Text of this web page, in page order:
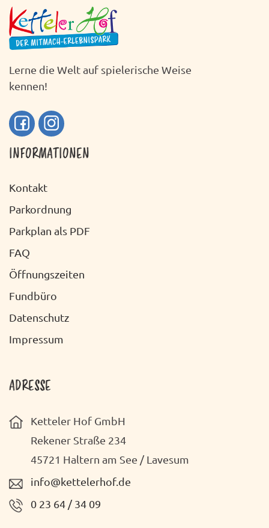
T
E
N
-
A
V
I
G
A
T
I
O
N
T
A
L
T
U
N
G
A
N
S
I
C
H
T
E
-
N
A
I
G
Lerne die Welt auf spielerische Weise
kennen!
INFORMATIONEN
Kontakt
Parkordnung
Parkplan als PDF
FAQ
Öffnungszeiten
Fundbüro
Datenschutz
Impressum
ADRESSE
Ketteler Hof GmbH
Rekener Straße 234
45721 Haltern am See / Lavesum
info@kettelerhof.de
0 23 64 / 34 09